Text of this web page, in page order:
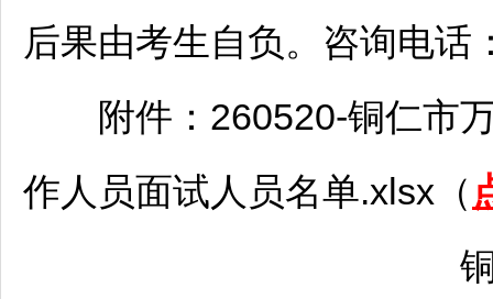
后果由考生自负。咨询电
附件：260520-铜仁市
作人员面试人员名单.xlsx（